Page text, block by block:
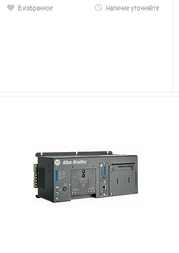
В избранное
Наличие уточняйте